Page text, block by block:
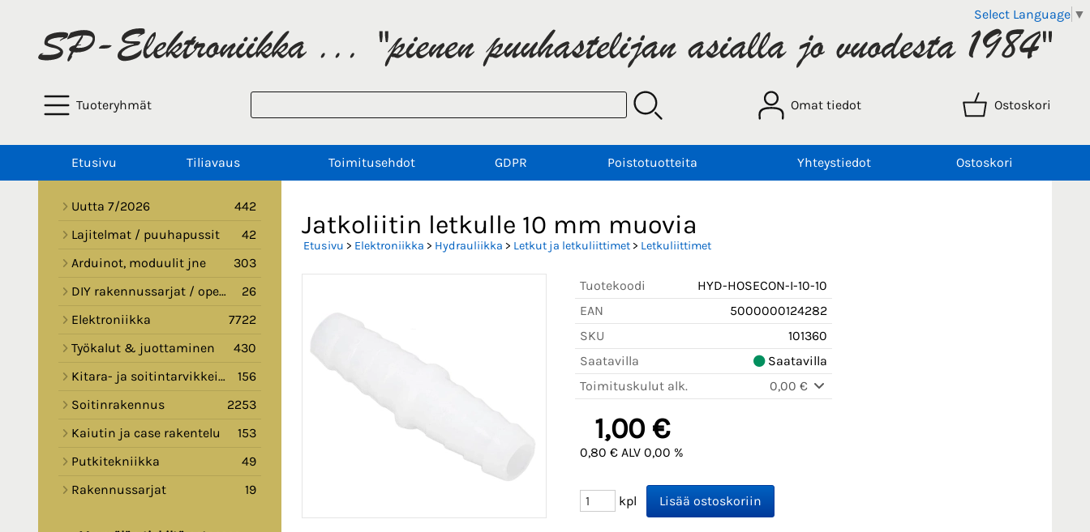
Select Language ▼
Tuoteryhmät Omat tiedot Ostoskori
Etusivu Tiliavaus Toimitusehdot GDPR Poistotuotteita Yhteystiedot Ostoskori
Uutta 7/2026
442
Lajitelmat / puuhapussit
42
Arduinot, moduulit jne
303
DIY rakennussarjat / opetussarjat
26
Elektroniikka
7722
Työkalut & juottaminen
430
Kitara- ja soitintarvikkeita
156
Soitinrakennus
2253
Kaiutin ja case rakentelu
153
Putkitekniikka
49
Rakennussarjat
19
Jatkoliitin letkulle 10 mm muovia
Etusivu > Elektroniikka > Hydrauliikka > Letkut ja letkuliittimet> Letkuliittimet
Tuotekoodi
HYD-HOSECON-I-10-10
EAN
5000000124282
SKU
101360
Saatavilla
Saatavilla
Toimituskulut alk.
0,00 €
1,00 €
0,80 € ALV 0,00 %
kpl